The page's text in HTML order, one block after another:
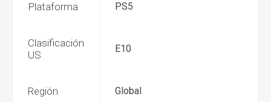
Plataforma PS5
Clasificación
US
E10
Región Global